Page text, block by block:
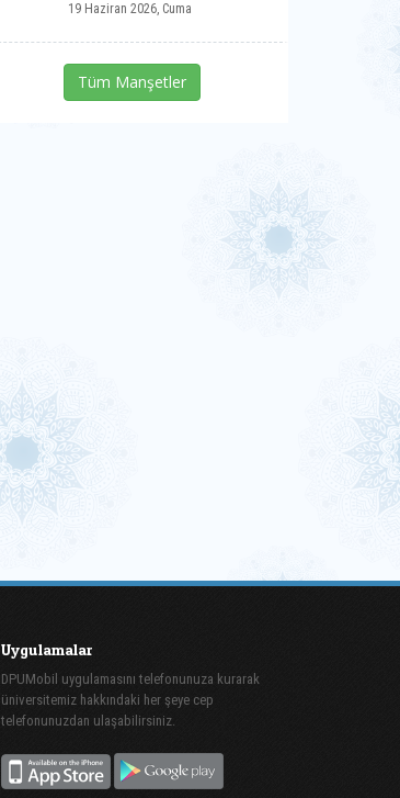
19 Haziran 2026, Cuma
Tüm Manşetler
Uygulamalar
DPUMobil uygulamasını telefonunuza kurarak
üniversitemiz hakkındaki her şeye cep
telefonunuzdan ulaşabilirsiniz.